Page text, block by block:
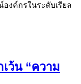
งค์กรในระดับเรียล
ว้น “ความ